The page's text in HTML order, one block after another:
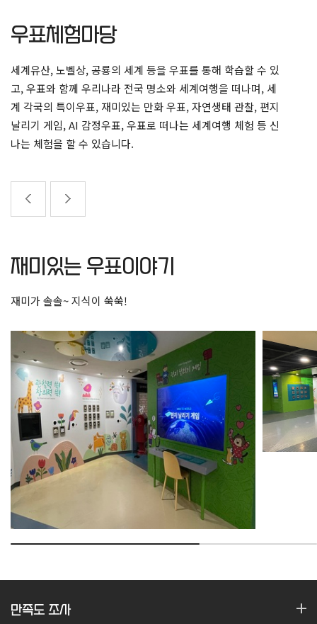
우표체험마당
세계유산, 노벨상, 공룡의 세계 등을 우표를 통해 학습할 수 있
고,우표와 함께 우리나라 전국 명소와 세계여행을 떠나며, 세
계 각국의 특이우표, 재미있는 만화 우표, 자연생태 관찰, 편지
날리기 게임, AI 감정우표, 우표로 떠나는 세계여행 체험 등 신
나는 체험을 할 수 있습니다.
재미있는 우표이야기
재미가 솔솔~ 지식이 쑥쑥!
만족도 조사